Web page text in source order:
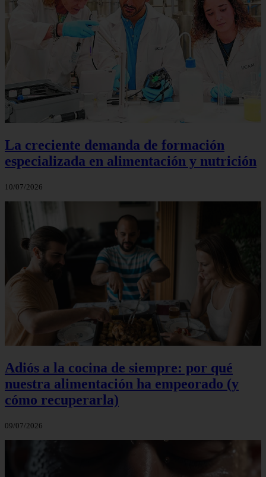
La creciente demanda de formación
especializada en alimentación y nutrición
10/07/2026
Adiós a la cocina de siempre: por qué
nuestra alimentación ha empeorado (y
cómo recuperarla)
09/07/2026